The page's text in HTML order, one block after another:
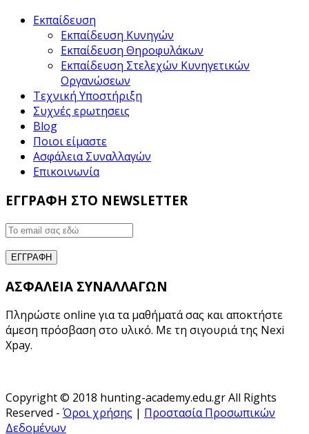
Εκπαίδευση
Εκπαίδευση Κυνηγών
Εκπαίδευση Θηροφυλάκων
Εκπαίδευση Στελεχών Κυνηγετικών
Οργανώσεων
Τεχνική Υποστήριξη
Συχνές ερωτησεις
Blog
Ποιοι είμαστε
Ασφάλεια Συναλλαγών
Επικοινωνία
ΕΓΓΡΑΦΗ ΣΤΟ NEWSLETTER
ΑΣΦΑΛΕΙΑ ΣΥΝΑΛΛΑΓΩΝ
Πληρώστε online για τα μαθήματά σας και αποκτήστε
άμεση πρόσβαση στο υλικό. Με τη σιγουριά της Nexi
Xpay.
Copyright © 2018 hunting-academy.edu.gr All Rights
Reserved - Όροι χρήσης | Προστασία Προσωπικών
Δεδομένων